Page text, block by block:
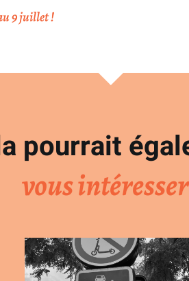
9 juillet !
pourrait
vous